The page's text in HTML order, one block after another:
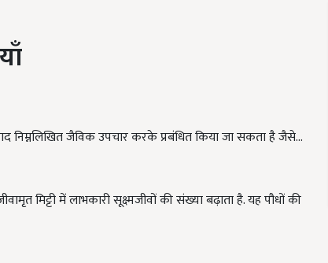
जैविक उपचार करके प्रबंधित किया जा सकता है जैसे...
मिट्टी में लाभकारी सूक्ष्मजीवों की संख्या बढ़ाता है. यह पौधों की